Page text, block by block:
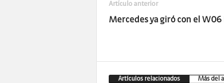
Artículo anterior
Mercedes ya giró con el
Artículos relacionados Más del